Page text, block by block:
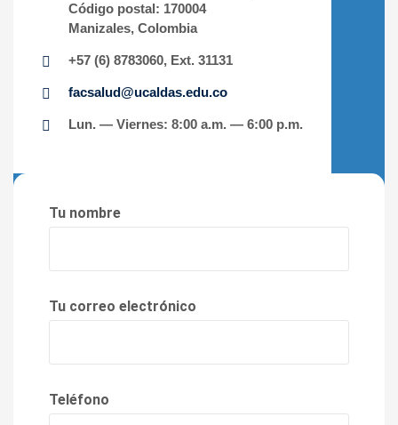
Código postal: 170004
Manizales, Colombia
+57 (6) 8783060, Ext. 31131
facsalud@ucaldas.edu.co
Lun. — Viernes: 8:00 a.m. — 6:00 p.m.
Tu nombre
Tu correo electrónico
Teléfono